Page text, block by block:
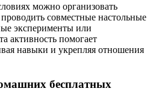
можно организовать
совместные настольные
эксперименты или
активность помогает
навыки и укрепляя отношения
бесплатных